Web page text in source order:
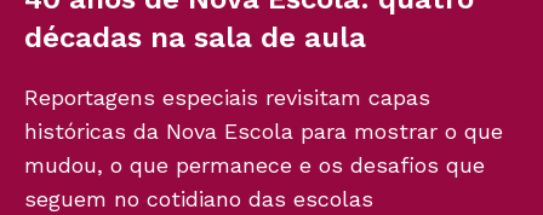
décadas na sala de aula
Reportagens especiais revisitam capas
históricas da Nova Escola para mostrar o que
mudou, o que permanece e os desafios que
seguem no cotidiano das escolas